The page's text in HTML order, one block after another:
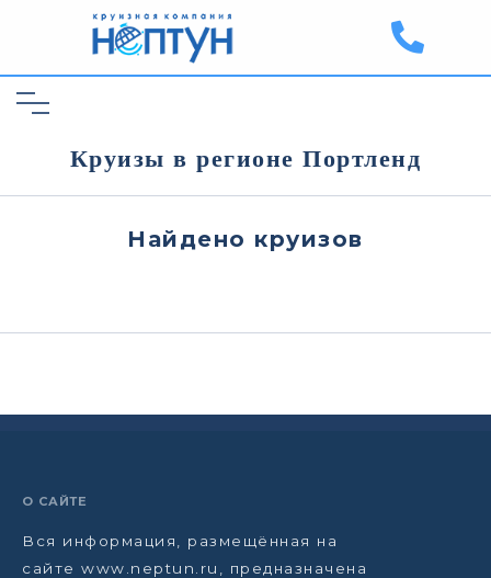
Круизы в регионе Портленд
Найдено круизов
О САЙТЕ
Вся информация, размещённая на
сайте www.neptun.ru, предназначена